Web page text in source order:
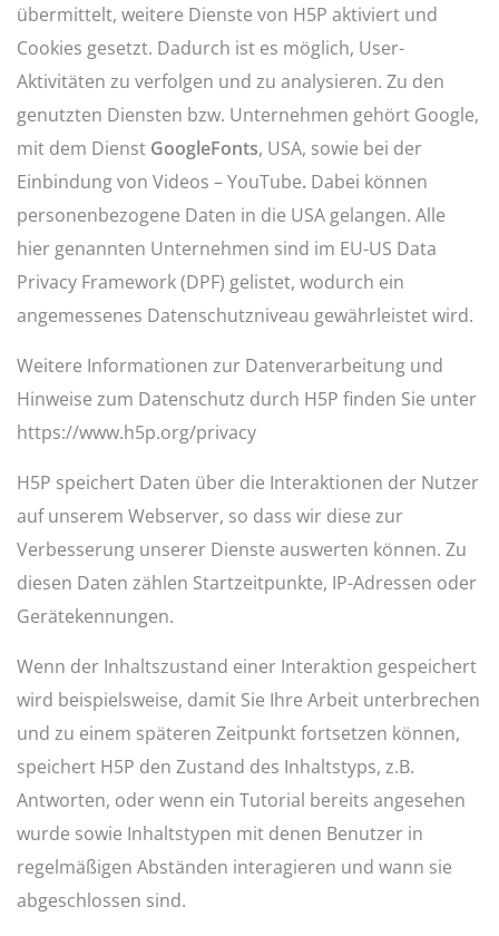
übermittelt, weitere Dienste von H5P aktiviert und
Cookies gesetzt. Dadurch ist es möglich, User-
Aktivitäten zu verfolgen und zu analysieren. Zu den
genutzten Diensten bzw. Unternehmen gehört Google,
mit dem Dienst GoogleFonts, USA, sowie bei der
Einbindung von Videos – YouTube. Dabei können
personenbezogene Daten in die USA gelangen. Alle
hier genannten Unternehmen sind im EU-US Data
Privacy Framework (DPF) gelistet, wodurch ein
angemessenes Datenschutzniveau gewährleistet wird.
Weitere Informationen zur Datenverarbeitung und
Hinweise zum Datenschutz durch H5P finden Sie unter
https://www.h5p.org/privacy
H5P speichert Daten über die Interaktionen der Nutzer
auf unserem Webserver, so dass wir diese zur
Verbesserung unserer Dienste auswerten können. Zu
diesen Daten zählen Startzeitpunkte, IP-Adressen oder
Gerätekennungen.
Wenn der Inhaltszustand einer Interaktion gespeichert
wird beispielsweise, damit Sie Ihre Arbeit unterbrechen
und zu einem späteren Zeitpunkt fortsetzen können,
speichert H5P den Zustand des Inhaltstyps, z.B.
Antworten, oder wenn ein Tutorial bereits angesehen
wurde sowie Inhaltstypen mit denen Benutzer in
regelmäßigen Abständen interagieren und wann sie
abgeschlossen sind.